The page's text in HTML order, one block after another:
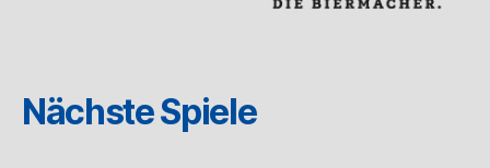
Nächste Spiele